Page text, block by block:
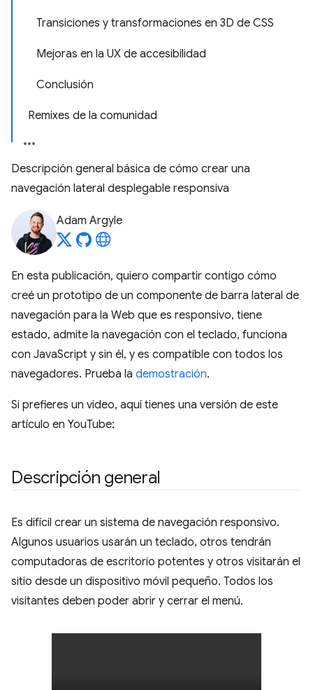
Transiciones y transformaciones en 3D de CSS
Mejoras en la UX de accesibilidad
Conclusión
Remixes de la comunidad
Descripción general básica de cómo crear una
navegación lateral desplegable responsiva
Adam Argyle
En esta publicación, quiero compartir contigo cómo
creé un prototipo de un componente de barra lateral de
navegación para la Web que es responsivo, tiene
estado, admite la navegación con el teclado, funciona
con JavaScript y sin él, y es compatible con todos los
navegadores. Prueba la demostración.
Si prefieres un video, aquí tienes una versión de este
artículo en YouTube:
Descripción general
Es difícil crear un sistema de navegación responsivo.
Algunos usuarios usarán un teclado, otros tendrán
computadoras de escritorio potentes y otros visitarán el
sitio desde un dispositivo móvil pequeño. Todos los
visitantes deben poder abrir y cerrar el menú.